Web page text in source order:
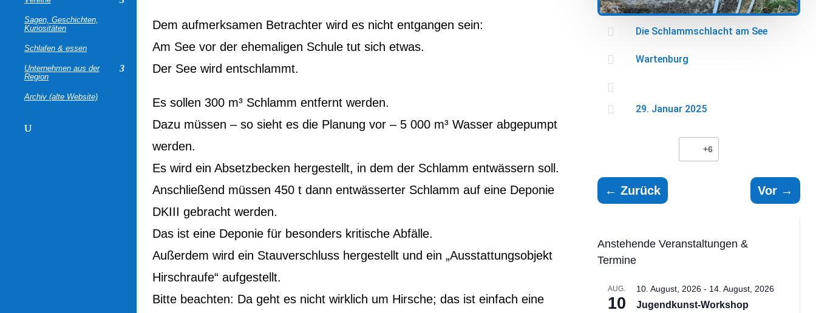
Sagen, Geschichten,
Kuriositäten
Schlafen & essen
Unternehmen aus der
Region
Archiv (alte Website)
Dem aufmerksamen Betrachter wird es nicht entgangen sein:
Am See vor der ehemaligen Schule tut sich etwas.
Der See wird entschlammt.
Es sollen 300 m³ Schlamm entfernt werden.
Dazu müssen – so sieht es die Planung vor – 5 000 m³ Wasser abgepumpt
werden.
Es wird ein Absetzbecken hergestellt, in dem der Schlamm entwässern soll.
Anschließend müssen 450 t dann entwässerter Schlamm auf eine Deponie
DKIII gebracht werden.
Das ist eine Deponie für besonders kritische Abfälle.
Außerdem wird ein Stauverschluss hergestellt und ein „Ausstattungsobjekt
Hirschraufe“ aufgestellt.
Bitte beachten: Da geht es nicht wirklich um Hirsche; das ist einfach eine
 Die Schlammschlacht am See
 Wartenburg


29. Januar 2025
+6
← Zurück Vor→
Anstehende Veranstaltungen &
Termine
AUG.
10
10. August, 2026- 14. August, 2026
Jugendkunst-Workshop